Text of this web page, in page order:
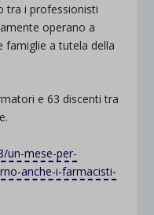
tra i professionisti
operano a
a tutela della
e 63 discenti tra
un-mese-per-
anche-i-farmacisti-